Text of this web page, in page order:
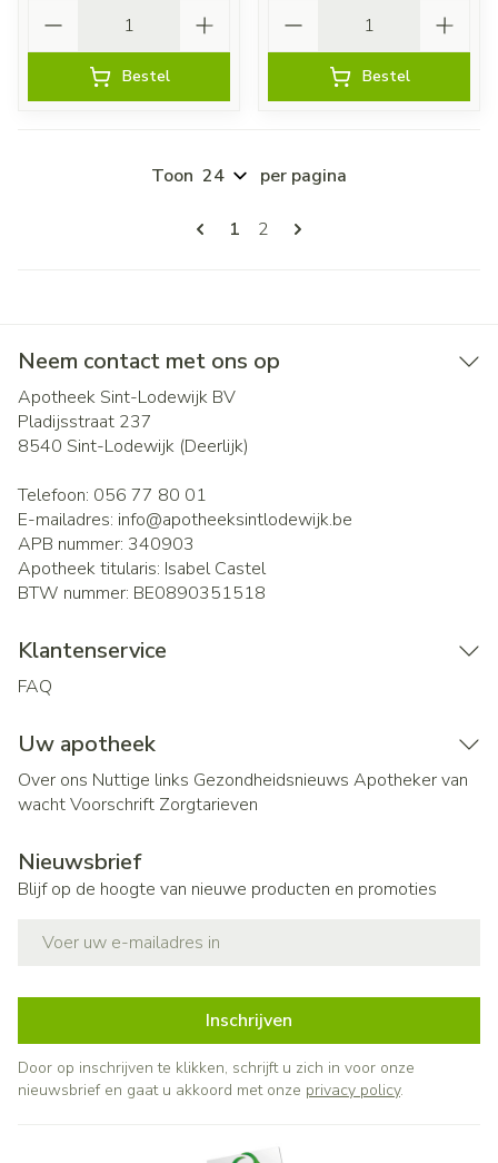
Bestel Bestel
Pagina's
U lees momenteel pagina
1 Pagina
2
Toon per pagina
Neem contact met ons op
Apotheek Sint-Lodewijk BV
Pladijsstraat 237
8540 Sint-Lodewijk (Deerlijk)
Telefoon: 056 77 80 01
E-mailadres: info@apotheeksintlodewijk.be
APB nummer: 340903
Apotheek titularis: Isabel Castel
BTW nummer: BE0890351518
Klantenservice
FAQ
Uw apotheek
Over ons Nuttige links Gezondheidsnieuws Apotheker van
wachtVoorschrift Zorgtarieven
Nieuwsbrief
Blijf op de hoogte van nieuwe producten en promoties
Inschrijven
Door op inschrijven te klikken, schrijft u zich in voor onze
nieuwsbrief en gaat u akkoord met onze privacy policy.